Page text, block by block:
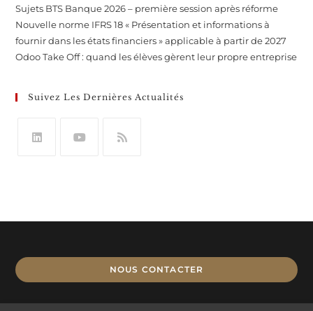
Sujets BTS Banque 2026 – première session après réforme
Nouvelle norme IFRS 18 « Présentation et informations à
fournir dans les états financiers » applicable à partir de 2027
Odoo Take Off : quand les élèves gèrent leur propre entreprise
Suivez Les Dernières Actualités
NOUS CONTACTER